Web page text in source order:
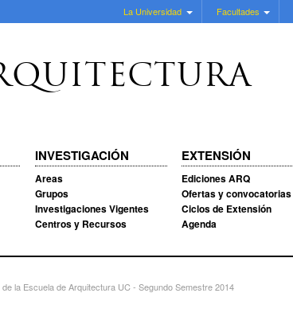
La Universidad Facultades
INVESTIGACIÓN
Areas
Grupos
Investigaciones Vigentes
Centros y Recursos
EXTENSIÓN
Ediciones ARQ
Ofertas y convocatorias
Ciclos de Extensión
Agenda
la Escuela de Arquitectura UC - Segundo Semestre 2014